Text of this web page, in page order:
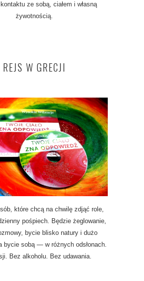
ze sobą, ciałem i własną
żywotnością.
REJS W GRECJI
które chcą na chwilę zdjąć role,
pośpiech. Będzie żeglowanie,
bycie blisko natury i dużo
bycie sobą — w różnych odsłonach.
Bez alkoholu. Bez udawania.